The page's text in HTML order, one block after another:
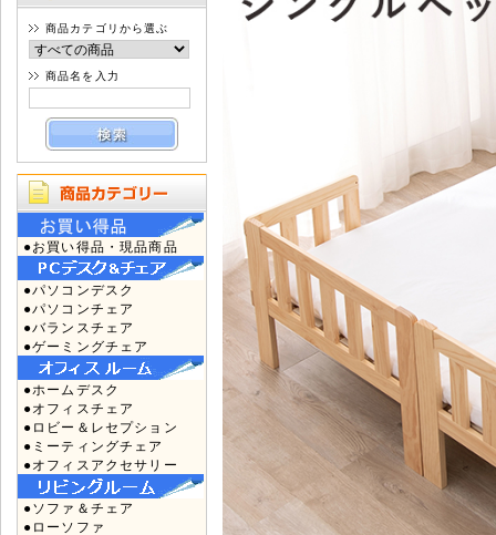
商品カテゴリから選ぶ
商品名を入力
●お買い得品・現品商品
●パソコンデスク
●パソコンチェア
●バランスチェア
●ゲーミングチェア
●ホームデスク
●オフィスチェア
●ロビー＆レセプション
●ミーティングチェア
●オフィスアクセサリー
●ソファ＆チェア
●ローソファ